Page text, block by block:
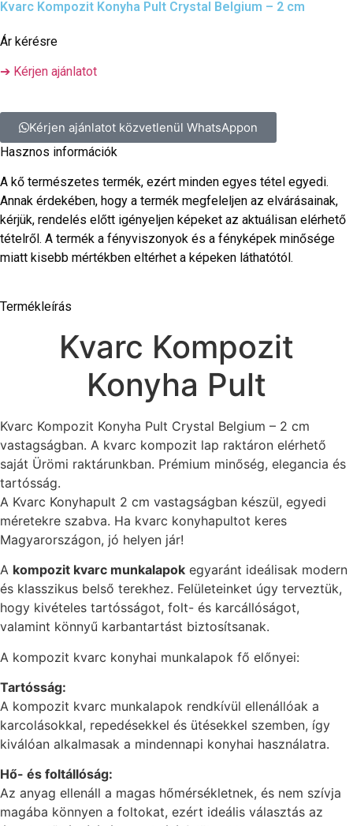
Kvarc Kompozit Konyha Pult Crystal Belgium – 2 cm
Ár kérésre
➔ Kérjen ajánlatot
Kérjen ajánlatot közvetlenül WhatsAppon
Hasznos információk
A kő természetes termék, ezért minden egyes tétel egyedi.
Annak érdekében, hogy a termék megfeleljen az elvárásainak,
kérjük, rendelés előtt igényeljen képeket az aktuálisan elérhető
tételről. A termék a fényviszonyok és a fényképek minősége
miatt kisebb mértékben eltérhet a képeken láthatótól.
Termékleírás
Kvarc Kompozit
Konyha Pult
Kvarc Kompozit Konyha Pult Crystal Belgium – 2 cm
vastagságban. A kvarc kompozit lap raktáron elérhető
saját Ürömi raktárunkban. Prémium minőség, elegancia és
tartósság.
A Kvarc Konyhapult 2 cm vastagságban készül, egyedi
méretekre szabva. Ha kvarc konyhapultot keres
Magyarországon, jó helyen jár!
A kompozit kvarc munkalapok egyaránt ideálisak modern
és klasszikus belső terekhez. Felületeinket úgy terveztük,
hogy kivételes tartósságot, folt- és karcállóságot,
valamint könnyű karbantartást biztosítsanak.
A kompozit kvarc konyhai munkalapok fő előnyei:
Tartósság:
A kompozit kvarc munkalapok rendkívül ellenállóak a
karcolásokkal, repedésekkel és ütésekkel szemben, így
kiválóan alkalmasak a mindennapi konyhai használatra.
Hő- és foltállóság:
Az anyag ellenáll a magas hőmérsékletnek, és nem szívja
magába könnyen a foltokat, ezért ideális választás az